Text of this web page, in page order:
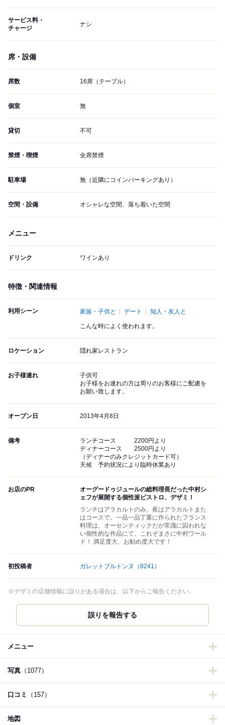
サービス料・
チャージ
ナシ
席・設備
席数 16席（テーブル）
個室 無
貸切 不可
禁煙・喫煙 全席禁煙
駐車場 無（近隣にコインパーキングあり）
空間・設備 オシャレな空間、落ち着いた空間
メニュー
ドリンク ワインあり
特徴・関連情報
利用シーン 家族・子供と デート 知人・友人と
こんな時によく使われます。
ロケーション 隠れ家レストラン
お子様連れ
子供可
お子様をお連れの方は周りのお客様にご配慮を
お願い致します。
オープン日 2013年4月8日
備考
ランチコース 2200円より
ディナーコース 2500円より
（ディナーのみクレジットカード可）
天候 予約状況により臨時休業あり
お店のPR
オーグードゥジュールの総料理長だった中村シ
ェフが展開する個性派ビストロ、デザミ！
ランチはアラカルトのみ、夜はアラカルトまた
はコースで。一品一品丁重に作られたフランス
料理は、オーセンティックだが常識に囚われな
い個性的な作品にて、これぞまさに中村ワール
ド！ 満足度大、お勧め度大です！
初投稿者 ガレットブルトンヌ （8241）
※デザミの店舗情報に誤りがある場合は、以下からご報告ください。
誤りを報告する
メニュー
写真 （1077）
口コミ （157）
地図